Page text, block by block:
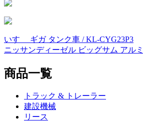
投
稿
ナ
いすゞ ギガ タンク車 / KL-CYG23P3
ニッサンディーゼル ビッグサム アル
商品一覧
トラック & トレーラー
建設機械
リース